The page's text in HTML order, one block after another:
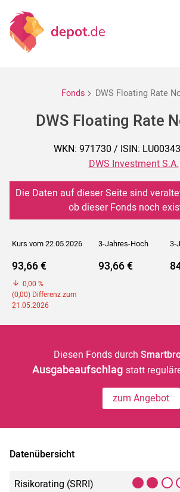
Fonds DWS Floating Rate
DWS Floating Rate
WKN: 971730 / ISIN:
DWS Investment S.A.
Die Daten auf dieser Seite sind
ob dieser Fonds noch
Kurs vom 22.05.2026 3-Jahres-Hoch 3-
93,66 €
0,00 %
(0,00) Differenz zum
21.05.2026
93,66 €
Diesen Fonds durch
Ausgabeaufschlagstatt
zum Angebot
Datenübersicht
Risikorating (SRRI)